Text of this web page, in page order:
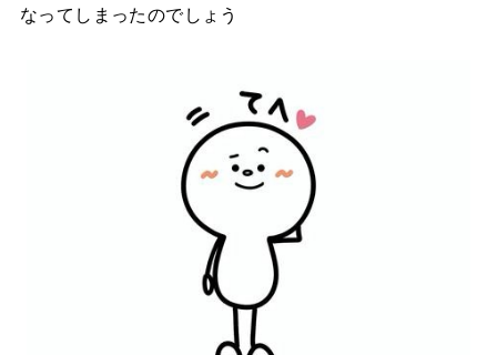
なってしまったのでしょう